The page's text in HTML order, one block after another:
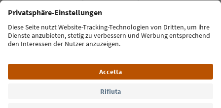
FAQ Contatti Press MICE
Privacy Policy
Termini e condizioni
Crediti
Cookie Policy
Alto Adige B2B